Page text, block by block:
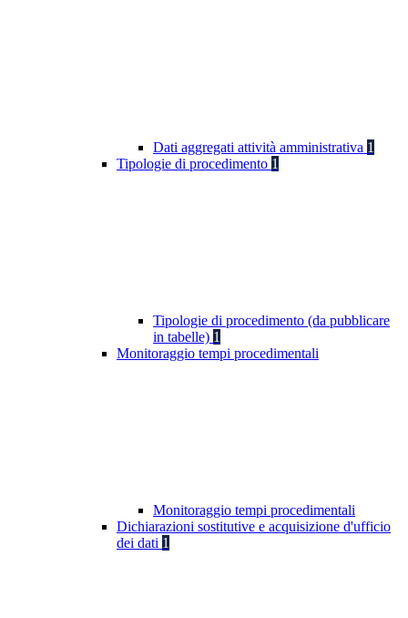
Dati aggregati attività amministrativa 1
Tipologie di procedimento 1
Tipologie di procedimento (da pubblicare
in tabelle) 1
Monitoraggio tempi procedimentali
Monitoraggio tempi procedimentali
Dichiarazioni sostitutive e acquisizione d'ufficio
dei dati 1